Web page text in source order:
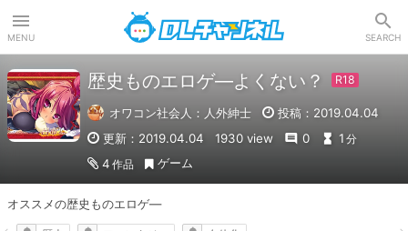
MENU SEARCH
歴史ものエロゲ―よくない？
オワコン社会人：人外紳士
投稿：2019.04.04
更新：2019.04.04
1930 view 0 1 分
4 作品 ゲーム
オススメの歴史ものエロゲ―